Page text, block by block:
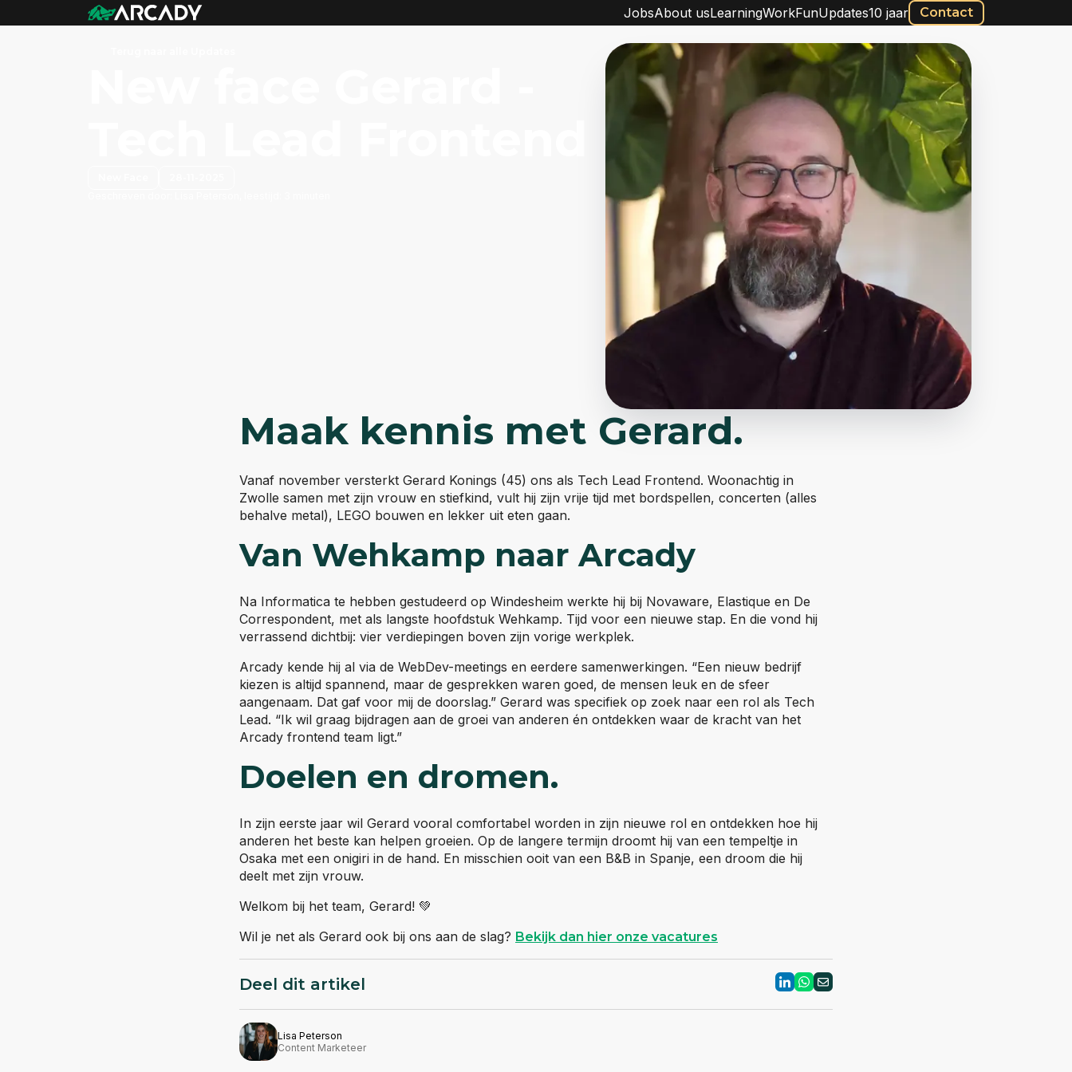
JobsAbout usLearningWorkFunUpdates10 jaar Contact
Maak kennis met Gerard.
Vanaf november versterkt Gerard Konings (45) ons als Tech Lead Frontend. Woonachtig in
Zwolle samen met zijn vrouw en stiefkind, vult hij zijn vrije tijd met bordspellen, concerten (alles
behalve metal), LEGO bouwen en lekker uit eten gaan.
Van Wehkamp naar Arcady
Na Informatica te hebben gestudeerd op Windesheim werkte hij bij Novaware, Elastique en De
Correspondent, met als langste hoofdstuk Wehkamp. Tijd voor een nieuwe stap. En die vond hij
verrassend dichtbij: vier verdiepingen boven zijn vorige werkplek.
Arcady kende hij al via de WebDev-meetings en eerdere samenwerkingen. “Een nieuw bedrijf
kiezen is altijd spannend, maar de gesprekken waren goed, de mensen leuk en de sfeer
aangenaam. Dat gaf voor mij de doorslag.” Gerard was specifiek op zoek naar een rol als Tech
Lead. “Ik wil graag bijdragen aan de groei van anderen én ontdekken waar de kracht van het
Arcady frontend team ligt.”
Doelen en dromen.
In zijn eerste jaar wil Gerard vooral comfortabel worden in zijn nieuwe rol en ontdekken hoe hij
anderen het beste kan helpen groeien. Op de langere termijn droomt hij van een tempeltje in
Osaka met een onigiri in de hand. En misschien ooit van een B&B in Spanje, een droom die hij
deelt met zijn vrouw.
Welkom bij het team, Gerard! 💚
Wil je net als Gerard ook bij ons aan de slag? Bekijk dan hier onze vacatures
Deel dit artikel
Lisa Peterson
Content Marketeer